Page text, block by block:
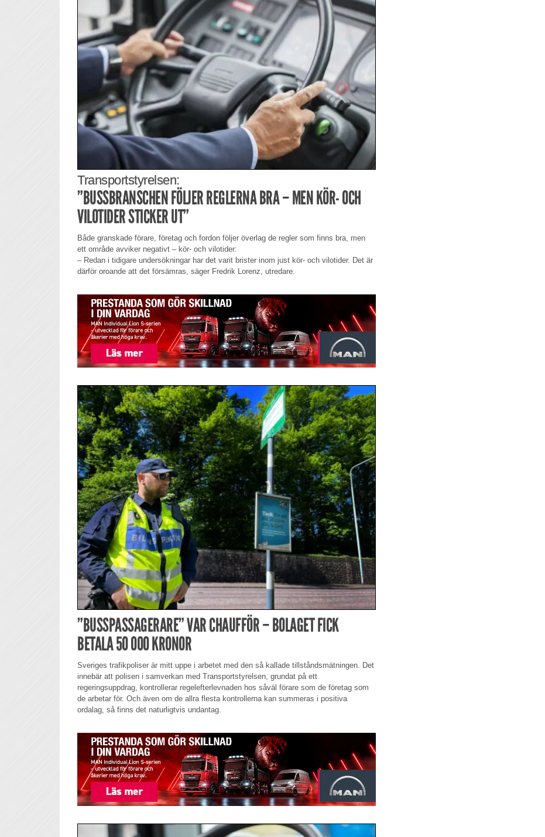
Transportstyrelsen:
”BUSSBRANSCHEN FÖLJER REGLERNA BRA – MEN KÖR- OCH
VILOTIDER STICKER UT”
Både granskade förare, företag och fordon följer överlag de regler som finns bra, men
ett område avviker negativt – kör- och vilotider:
– Redan i tidigare undersökningar har det varit brister inom just kör- och vilotider. Det är
därför oroande att det försämras, säger Fredrik Lorenz, utredare.
”BUSSPASSAGERARE” VAR CHAUFFÖR – BOLAGET FICK
BETALA 50 000 KRONOR
Sveriges trafikpoliser är mitt uppe i arbetet med den så kallade tillståndsmätningen. Det
innebär att polisen i samverkan med Transportstyrelsen, grundat på ett
regeringsuppdrag, kontrollerar regelefterlevnaden hos såväl förare som de företag som
de arbetar för. Och även om de allra flesta kontrollerna kan summeras i positiva
ordalag, så finns det naturligtvis undantag.